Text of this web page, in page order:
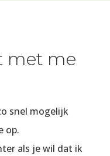
met me
snel mogelijk
op.
als je wil dat ik